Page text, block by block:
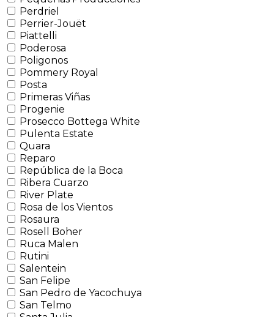
Perdriel
Perrier-Jouët
Piattelli
Poderosa
Poligonos
Pommery Royal
Posta
Primeras Viñas
Progenie
Prosecco Bottega White
Pulenta Estate
Quara
Reparo
República de la Boca
Ribera Cuarzo
River Plate
Rosa de los Vientos
Rosaura
Rosell Boher
Ruca Malen
Rutini
Salentein
San Felipe
San Pedro de Yacochuya
San Telmo